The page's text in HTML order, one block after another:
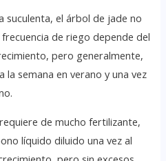
suculenta, el árbol de jade no
de riego depende del
pero generalmente,
la semana en verano y una vez
de mucho fertilizante,
líquido diluido una vez al